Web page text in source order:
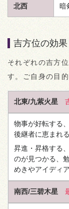
北西 暗
吉方位の効果
それぞれの吉方
す。ご自身の目
北東/九紫火星
物事が好転する
後継者に恵まれ
昇進・昇格する
のが見つかる、
めきやアイディ
南西/三碧木星